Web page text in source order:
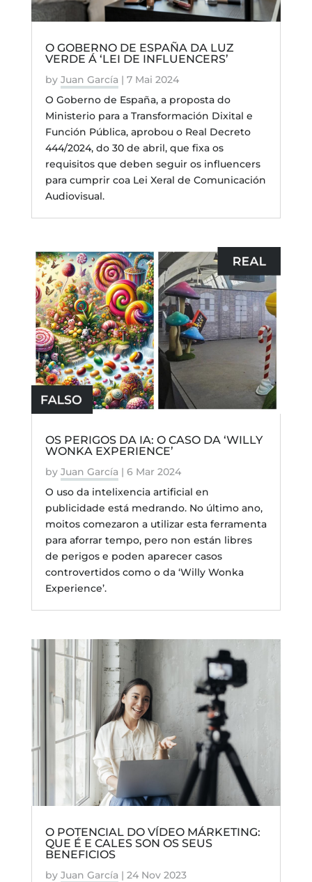
O GOBERNO DE ESPAÑA DA LUZ
VERDE Á ‘LEI DE INFLUENCERS’
by Juan García | 7 Mai 2024
O Goberno de España, a proposta do
Ministerio para a Transformación Dixital e
Función Pública, aprobou o Real Decreto
444/2024, do 30 de abril, que fixa os
requisitos que deben seguir os influencers
para cumprir coa Lei Xeral de Comunicación
Audiovisual.
OS PERIGOS DA IA: O CASO DA ‘WILLY
WONKA EXPERIENCE’
by Juan García | 6 Mar 2024
O uso da intelixencia artificial en
publicidade está medrando. No último ano,
moitos comezaron a utilizar esta ferramenta
para aforrar tempo, pero non están libres
de perigos e poden aparecer casos
controvertidos como o da ‘Willy Wonka
Experience’.
O POTENCIAL DO VÍDEO MÁRKETING:
QUE É E CALES SON OS SEUS
BENEFICIOS
by Juan García | 24 Nov 2023